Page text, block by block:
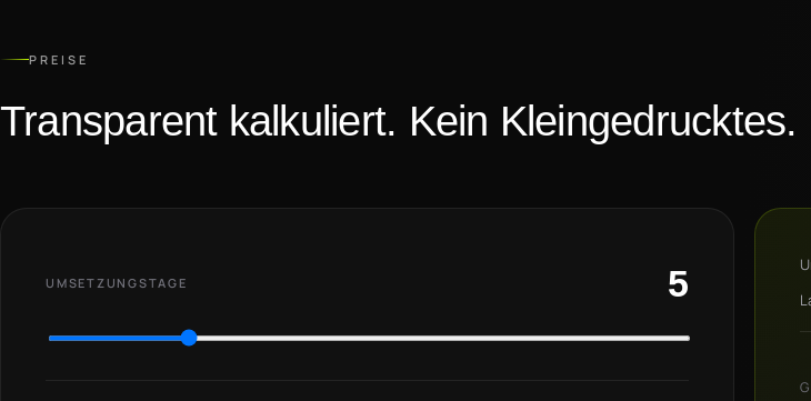
PREISE
Transparent kalkuliert. Kein Kleingedrucktes.
UMSETZUNGSTAGE 5